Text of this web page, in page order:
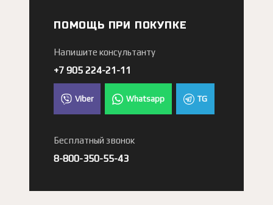
ПОМОЩЬ ПРИ ПОКУПКЕ
Напишите консультанту
+7 905 224-21-11
Viber Whatsapp TG
Бесплатный звонок
8-800-350-55-43